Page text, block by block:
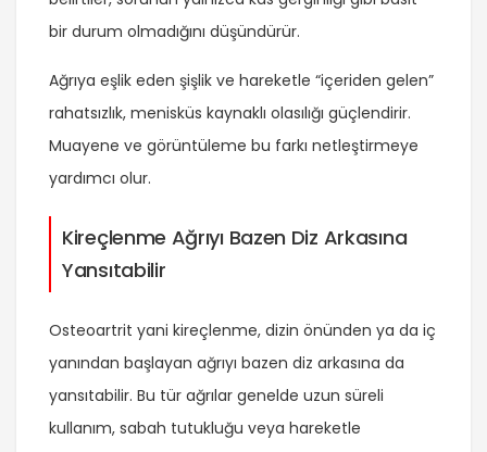
bir durum olmadığını düşündürür.
Ağrıya eşlik eden şişlik ve hareketle “içeriden gelen”
rahatsızlık, menisküs kaynaklı olasılığı güçlendirir.
Muayene ve görüntüleme bu farkı netleştirmeye
yardımcı olur.
Kireçlenme Ağrıyı Bazen Diz Arkasına
Yansıtabilir
Osteoartrit yani kireçlenme, dizin önünden ya da iç
yanından başlayan ağrıyı bazen diz arkasına da
yansıtabilir. Bu tür ağrılar genelde uzun süreli
kullanım, sabah tutukluğu veya hareketle